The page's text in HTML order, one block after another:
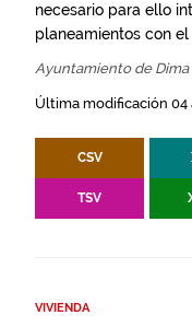
necesario para ello
planeamientos con
Ayuntamiento de Dima
Última modificación 04
CSV
TSV
VIVIENDA